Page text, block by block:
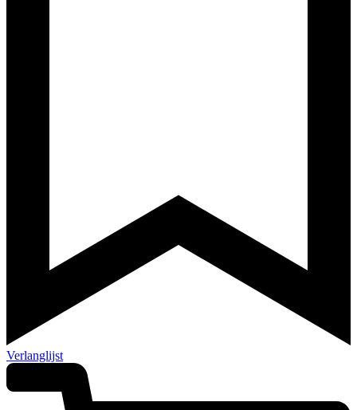
Verlanglijst